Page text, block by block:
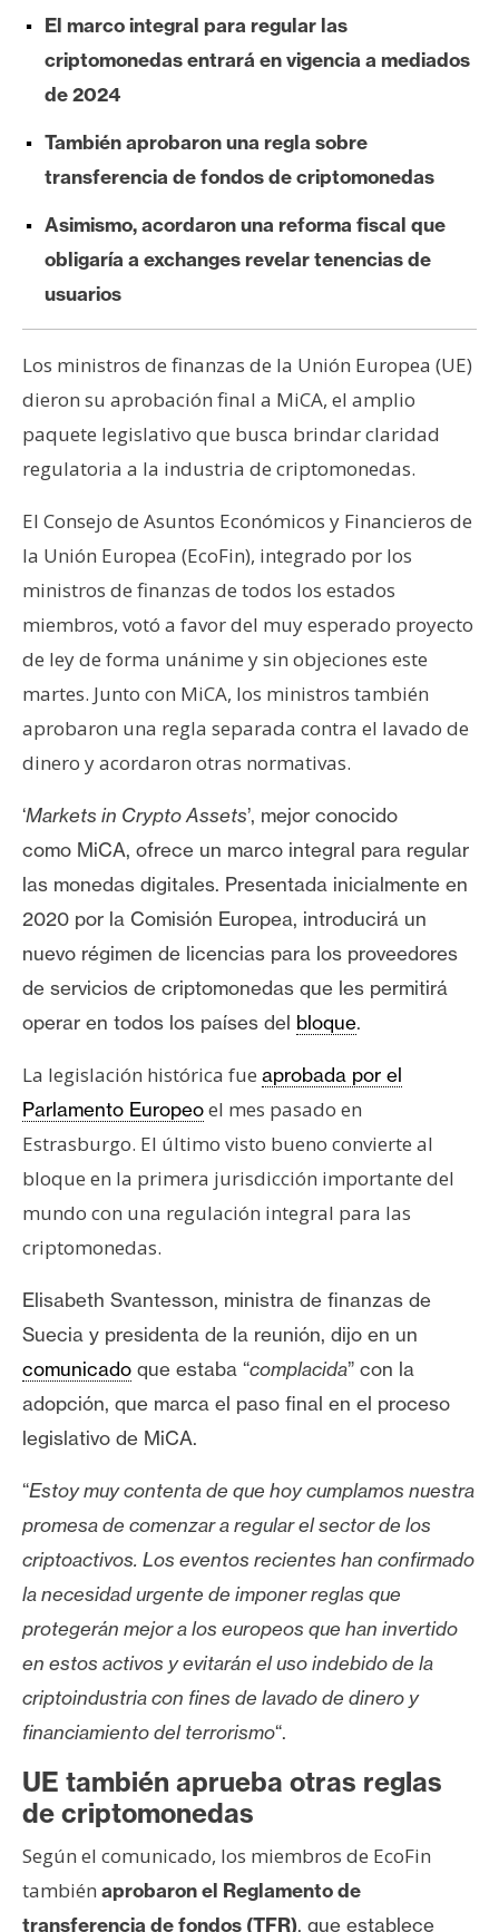
u
m
I
A
A
n
á
l
i
s
s
N
o
a
s
d
e
P
e
n
s
a
T
e
m
a
R
e
c
u
s
o
C
o
n
c
t
o
y
u
b
l
c
i
a
d
El marco integral para regular las
criptomonedas entrará en vigencia a mediados
de 2024
También aprobaron una regla sobre
transferencia de fondos de criptomonedas
Asimismo, acordaron una reforma fiscal que
obligaría a exchanges revelar tenencias de
usuarios
Los ministros de finanzas de la Unión Europea (UE)
dieron su aprobación final a MiCA, el amplio
paquete legislativo que busca brindar claridad
regulatoria a la industria de criptomonedas.
El Consejo de Asuntos Económicos y Financieros de
la Unión Europea (EcoFin), integrado por los
ministros de finanzas de todos los estados
miembros, votó a favor del muy esperado proyecto
de ley de forma unánime y sin objeciones este
martes. Junto con MiCA, los ministros también
aprobaron una regla separada contra el lavado de
dinero y acordaron otras normativas.
‘Markets in Crypto Assets’, mejor conocido
como MiCA, ofrece un marco integral para regular
las monedas digitales. Presentada inicialmente en
2020 por la Comisión Europea, introducirá un
nuevo régimen de licencias para los proveedores
de servicios de criptomonedas que les permitirá
operar en todos los países del bloque.
La legislación histórica fue aprobada por el
Parlamento Europeoel mes pasado en
Estrasburgo. El último visto bueno convierte al
bloque en la primera jurisdicción importante del
mundo con una regulación integral para las
criptomonedas.
Elisabeth Svantesson, ministra de finanzas de
Suecia y presidenta de la reunión, dijo en un
comunicado que estaba “complacida” con la
adopción, que marca el paso final en el proceso
legislativo de MiCA.
“Estoy muy contenta de que hoy cumplamos nuestra
promesa de comenzar a regular el sector de los
criptoactivos. Los eventos recientes han confirmado
la necesidad urgente de imponer reglas que
protegerán mejor a los europeos que han invertido
en estos activos y evitarán el uso indebido de la
criptoindustria con fines de lavado de dinero y
financiamiento del terrorismo“.
UE también aprueba otras reglas
de criptomonedas
Según el comunicado, los miembros de EcoFin
también aprobaronel Reglamento de
transferencia de fondos (TFR), que establece